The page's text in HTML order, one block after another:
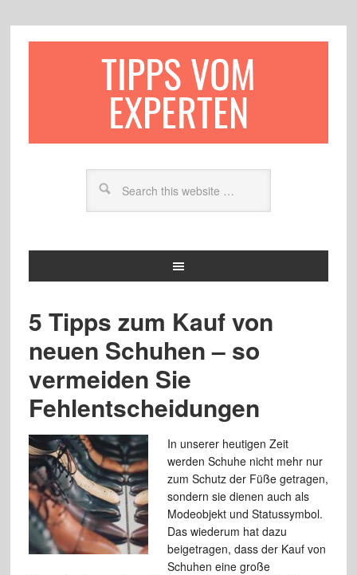
TIPPS VOM
EXPERTEN
5 Tipps zum Kauf von
neuen Schuhen – so
vermeiden Sie
Fehlentscheidungen
In unserer heutigen Zeit
werden Schuhe nicht mehr nur
zum Schutz der Füße getragen,
sondern sie dienen auch als
Modeobjekt und Statussymbol.
Das wiederum hat dazu
beigetragen, dass der Kauf von
Schuhen eine große